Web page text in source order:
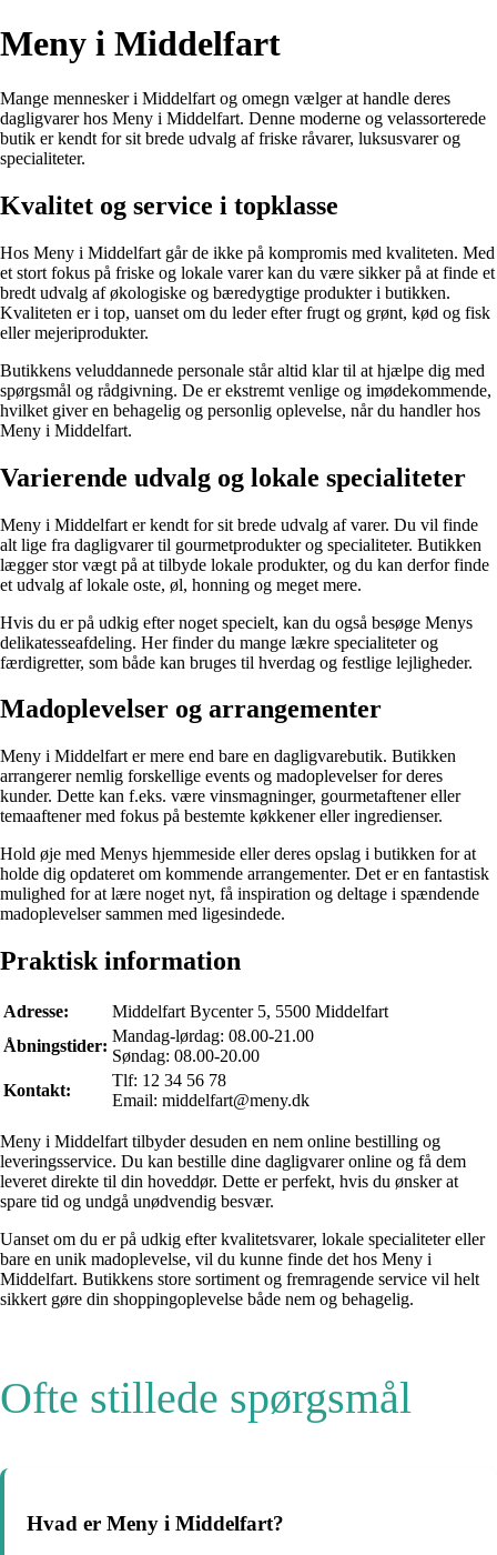
Meny i Middelfart
Mange mennesker i Middelfart og omegn vælger at handle deres
dagligvarer hos Meny i Middelfart. Denne moderne og velassorterede
butik er kendt for sit brede udvalg af friske råvarer, luksusvarer og
specialiteter.
Kvalitet og service i topklasse
Hos Meny i Middelfart går de ikke på kompromis med kvaliteten. Med
et stort fokus på friske og lokale varer kan du være sikker på at finde et
bredt udvalg af økologiske og bæredygtige produkter i butikken.
Kvaliteten er i top, uanset om du leder efter frugt og grønt, kød og fisk
eller mejeriprodukter.
Butikkens veluddannede personale står altid klar til at hjælpe dig med
spørgsmål og rådgivning. De er ekstremt venlige og imødekommende,
hvilket giver en behagelig og personlig oplevelse, når du handler hos
Meny i Middelfart.
Varierende udvalg og lokale specialiteter
Meny i Middelfart er kendt for sit brede udvalg af varer. Du vil finde
alt lige fra dagligvarer til gourmetprodukter og specialiteter. Butikken
lægger stor vægt på at tilbyde lokale produkter, og du kan derfor finde
et udvalg af lokale oste, øl, honning og meget mere.
Hvis du er på udkig efter noget specielt, kan du også besøge Menys
delikatesseafdeling. Her finder du mange lækre specialiteter og
færdigretter, som både kan bruges til hverdag og festlige lejligheder.
Madoplevelser og arrangementer
Meny i Middelfart er mere end bare en dagligvarebutik. Butikken
arrangerer nemlig forskellige events og madoplevelser for deres
kunder. Dette kan f.eks. være vinsmagninger, gourmetaftener eller
temaaftener med fokus på bestemte køkkener eller ingredienser.
Hold øje med Menys hjemmeside eller deres opslag i butikken for at
holde dig opdateret om kommende arrangementer. Det er en fantastisk
mulighed for at lære noget nyt, få inspiration og deltage i spændende
madoplevelser sammen med ligesindede.
Praktisk information
Adresse:
Middelfart Bycenter 5, 5500 Middelfart
Åbningstider:
Mandag-lørdag: 08.00-21.00
Søndag: 08.00-20.00
Kontakt:
Tlf: 12 34 56 78
Email: middelfart@meny.dk
Meny i Middelfart tilbyder desuden en nem online bestilling og
leveringsservice. Du kan bestille dine dagligvarer online og få dem
leveret direkte til din hoveddør. Dette er perfekt, hvis du ønsker at
spare tid og undgå unødvendig besvær.
Uanset om du er på udkig efter kvalitetsvarer, lokale specialiteter eller
bare en unik madoplevelse, vil du kunne finde det hos Meny i
Middelfart. Butikkens store sortiment og fremragende service vil helt
sikkert gøre din shoppingoplevelse både nem og behagelig.
Ofte stillede spørgsmål
Hvad er Meny i Middelfart?